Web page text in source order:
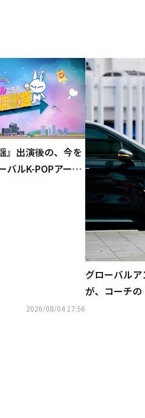
』出演後の、今を
バルK-POPアーテ
2026/08/04 17:56
グローバル
が、コーチ